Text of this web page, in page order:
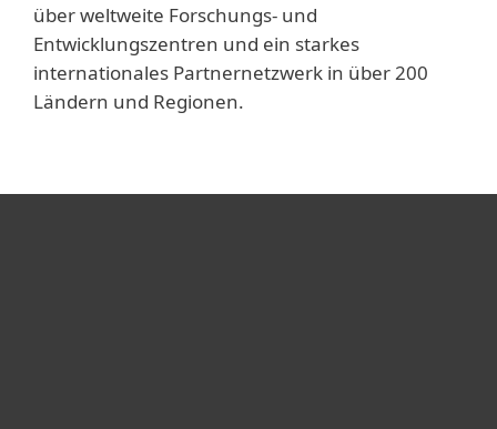
über weltweite Forschungs- und
Entwicklungszentren und ein starkes
internationales Partnernetzwerk in über 200
Ländern und Regionen.